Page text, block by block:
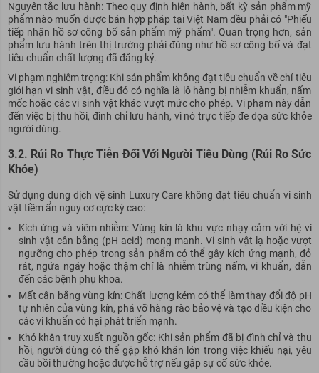
Nguyên tắc lưu hành: Theo quy định hiện hành, bất kỳ sản phẩm mỹ
phẩm nào muốn được bán hợp pháp tại Việt Nam đều phải có "Phiếu
tiếp nhận hồ sơ công bố sản phẩm mỹ phẩm". Quan trọng hơn, sản
phẩm lưu hành trên thị trường phải đúng như hồ sơ công bố và đạt
tiêu chuẩn chất lượng đã đăng ký.
Vi phạm nghiêm trọng: Khi sản phẩm không đạt tiêu chuẩn về chỉ tiêu
giới hạn vi sinh vật, điều đó có nghĩa là lô hàng bị nhiễm khuẩn, nấm
mốc hoặc các vi sinh vật khác vượt mức cho phép. Vi phạm này dẫn
đến việc bị thu hồi, đình chỉ lưu hành, vì nó trực tiếp đe dọa sức khỏe
người dùng.
3.2. Rủi Ro Thực Tiễn Đối Với Người Tiêu Dùng (Rủi Ro Sức
Khỏe)
Sử dụng dung dịch vệ sinh Luxury Care không đạt tiêu chuẩn vi sinh
vật tiềm ẩn nguy cơ cực kỳ cao:
Kích ứng và viêm nhiễm: Vùng kín là khu vực nhạy cảm với hệ vi
sinh vật cân bằng (pH acid) mong manh. Vi sinh vật lạ hoặc vượt
ngưỡng cho phép trong sản phẩm có thể gây kích ứng mạnh, đỏ
rát, ngứa ngáy hoặc thậm chí là nhiễm trùng nấm, vi khuẩn, dẫn
đến các bệnh phụ khoa.
Mất cân bằng vùng kín: Chất lượng kém có thể làm thay đổi độ pH
tự nhiên của vùng kín, phá vỡ hàng rào bảo vệ và tạo điều kiện cho
các vi khuẩn có hại phát triển mạnh.
Khó khăn truy xuất nguồn gốc: Khi sản phẩm đã bị đình chỉ và thu
hồi, người dùng có thể gặp khó khăn lớn trong việc khiếu nại, yêu
cầu bồi thường hoặc được hỗ trợ nếu gặp sự cố sức khỏe.